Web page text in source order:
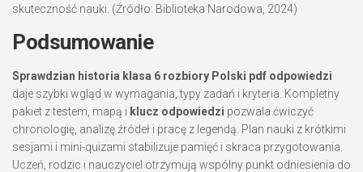
skuteczność nauki. (Źródło: Biblioteka Narodowa, 2024)
Podsumowanie
Sprawdzian historia klasa 6 rozbiory Polski pdf odpowiedzi
daje szybki wgląd w wymagania, typy zadań i kryteria. Kompletny
pakiet z testem, mapą i klucz odpowiedzi pozwala ćwiczyć
chronologię, analizę źródeł i pracę z legendą. Plan nauki z krótkimi
sesjami i mini-quizami stabilizuje pamięć i skraca przygotowania.
Uczeń, rodzic i nauczyciel otrzymują wspólny punkt odniesienia do